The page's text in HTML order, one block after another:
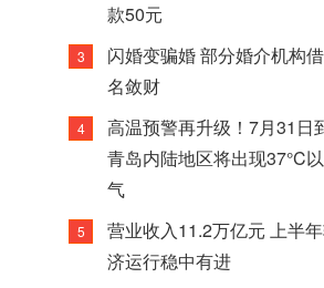
款50元
3
闪婚变骗婚 部分婚介机构借
名敛财
4
高温预警再升级！7月31日
青岛内陆地区将出现37°C
气
5
营业收入11.2万亿元 上半
济运行稳中有进